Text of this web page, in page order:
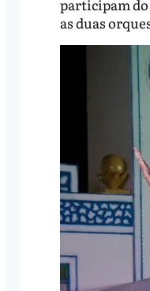
participam do
as duas